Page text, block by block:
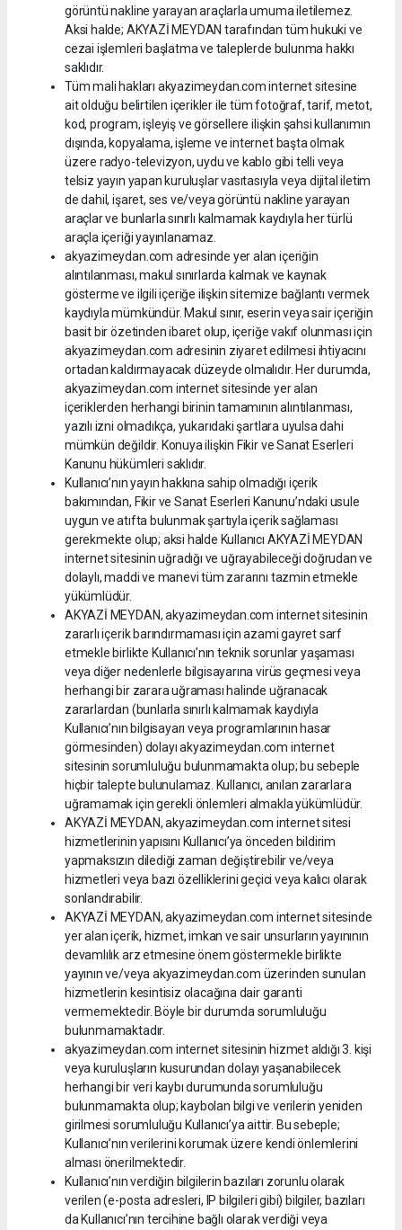
görüntü nakline yarayan araçlarla umuma iletilemez.
Aksi halde; AKYAZİ MEYDAN tarafından tüm hukuki ve
cezai işlemleri başlatma ve taleplerde bulunma hakkı
saklıdır.
Tüm mali hakları akyazimeydan.com internet sitesine
ait olduğu belirtilen içerikler ile tüm fotoğraf, tarif, metot,
kod, program, işleyiş ve görsellere ilişkin şahsi kullanımın
dışında, kopyalama, işleme ve internet başta olmak
üzere radyo-televizyon, uydu ve kablo gibi telli veya
telsiz yayın yapan kuruluşlar vasıtasıyla veya dijital iletim
de dahil, işaret, ses ve/veya görüntü nakline yarayan
araçlar ve bunlarla sınırlı kalmamak kaydıyla her türlü
araçla içeriği yayınlanamaz.
akyazimeydan.com adresinde yer alan içeriğin
alıntılanması, makul sınırlarda kalmak ve kaynak
gösterme ve ilgili içeriğe ilişkin sitemize bağlantı vermek
kaydıyla mümkündür. Makul sınır, eserin veya sair içeriğin
basit bir özetinden ibaret olup, içeriğe vakıf olunması için
akyazimeydan.com adresinin ziyaret edilmesi ihtiyacını
ortadan kaldırmayacak düzeyde olmalıdır. Her durumda,
akyazimeydan.com internet sitesinde yer alan
içeriklerden herhangi birinin tamamının alıntılanması,
yazılı izni olmadıkça, yukarıdaki şartlara uyulsa dahi
mümkün değildir. Konuya ilişkin Fikir ve Sanat Eserleri
Kanunu hükümleri saklıdır.
Kullanıcı’nın yayın hakkına sahip olmadığı içerik
bakımından, Fikir ve Sanat Eserleri Kanunu’ndaki usule
uygun ve atıfta bulunmak şartıyla içerik sağlaması
gerekmekte olup; aksi halde Kullanıcı AKYAZİ MEYDAN
internet sitesinin uğradığı ve uğrayabileceği doğrudan ve
dolaylı, maddi ve manevi tüm zararını tazmin etmekle
yükümlüdür.
AKYAZİ MEYDAN, akyazimeydan.com internet sitesinin
zararlı içerik barındırmaması için azami gayret sarf
etmekle birlikte Kullanıcı’nın teknik sorunlar yaşaması
veya diğer nedenlerle bilgisayarına virüs geçmesi veya
herhangi bir zarara uğraması halinde uğranacak
zararlardan (bunlarla sınırlı kalmamak kaydıyla
Kullanıcı’nın bilgisayarı veya programlarının hasar
görmesinden) dolayı akyazimeydan.com internet
sitesinin sorumluluğu bulunmamakta olup; bu sebeple
hiçbir talepte bulunulamaz. Kullanıcı, anılan zararlara
uğramamak için gerekli önlemleri almakla yükümlüdür.
AKYAZİ MEYDAN, akyazimeydan.com internet sitesi
hizmetlerinin yapısını Kullanıcı’ya önceden bildirim
yapmaksızın dilediği zaman değiştirebilir ve/veya
hizmetleri veya bazı özelliklerini geçici veya kalıcı olarak
sonlandırabilir.
AKYAZİ MEYDAN, akyazimeydan.com internet sitesinde
yer alan içerik, hizmet, imkan ve sair unsurların yayınının
devamlılık arz etmesine önem göstermekle birlikte
yayının ve/veya akyazimeydan.com üzerinden sunulan
hizmetlerin kesintisiz olacağına dair garanti
vermemektedir. Böyle bir durumda sorumluluğu
bulunmamaktadır.
akyazimeydan.com internet sitesinin hizmet aldığı 3. kişi
veya kuruluşların kusurundan dolayı yaşanabilecek
herhangi bir veri kaybı durumunda sorumluluğu
bulunmamakta olup; kaybolan bilgi ve verilerin yeniden
girilmesi sorumluluğu Kullanıcı’ya aittir. Bu sebeple;
Kullanıcı’nın verilerini korumak üzere kendi önlemlerini
alması önerilmektedir.
Kullanıcı’nın verdiğin bilgilerin bazıları zorunlu olarak
verilen (e-posta adresleri, IP bilgileri gibi) bilgiler, bazıları
da Kullanıcı’nın tercihine bağlı olarak verdiği veya